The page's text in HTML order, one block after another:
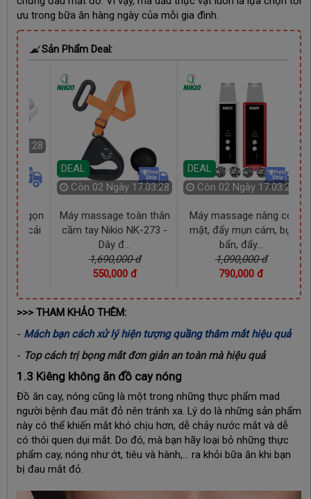
ưu trong bữa ăn hàng ngày của mỗi gia đình.
Sản Phẩm Deal:
17:03:27
gấp gọn
trợ cải
DEAL
Còn 02 Ngày 17:03:27
Máy massage toàn thân
cầm tay Nikio NK-273 -
Dây đ...
1,690,000 đ
550,000 đ
DEAL
Còn 02 Ngày 17:03:27
Máy massage nâng cơ
mặt, đẩy mụn cám, bụi
bẩn, đẩy...
1,090,000 đ
790,000 đ
>>> THAM KHẢO THÊM:
- Mách bạn cách xử lý hiện tượng quầng thâm mắt hiệu quả
- Top cách trị bọng mắt đơn giản an toàn mà hiệu quả
1.3 Kiêng không ăn đồ cay nóng
Đồ ăn cay, nóng cũng là một trong những thực phẩm mad
người bệnh đau mắt đỏ nên tránh xa. Lý do là những sản phẩm
này có thể khiến mắt khó chịu hơn, dễ chảy nước mắt và dễ
có thói quen dụi mắt. Do đó, mà bạn hãy loại bỏ những thực
phẩm cay, nóng như ớt, tiêu và hành,… ra khỏi bữa ăn khi bạn
bị đau mắt đỏ.